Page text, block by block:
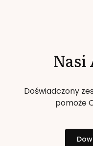
Nasi
Doświadczony
pomoże